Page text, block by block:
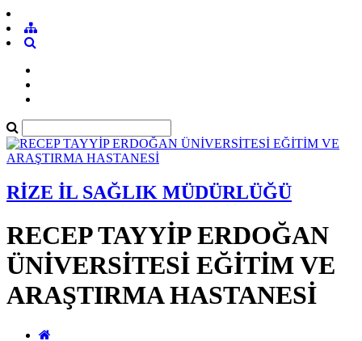
RİZE İL SAĞLIK MÜDÜRLÜĞÜ
RECEP TAYYİP ERDOĞAN
ÜNİVERSİTESİ EĞİTİM VE
ARAŞTIRMA HASTANESİ